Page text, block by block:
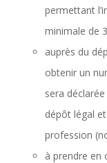
permettant
minimale de
auprès du
obtenir un
sera
dépôt légal
profession
à prendre en